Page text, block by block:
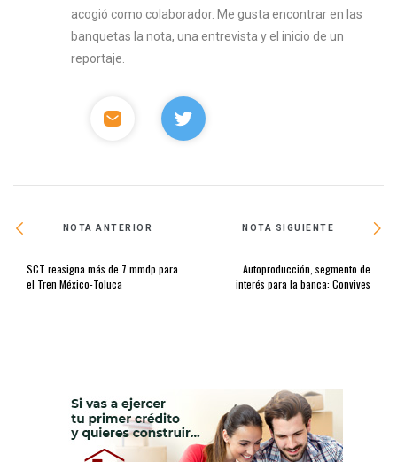
acogió como colaborador. Me gusta encontrar en las
banquetas la nota, una entrevista y el inicio de un
reportaje.
NOTA ANTERIOR
SCT reasigna más de 7 mmdp para
el Tren México-Toluca
NOTA SIGUIENTE
Autoproducción, segmento de
interés para la banca: Convives